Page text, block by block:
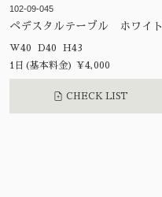
102-09-045
ペデスタルテーブル ホワイト
W40 D40 H43
1日(基本料金) ¥4,000
CHECK LIST